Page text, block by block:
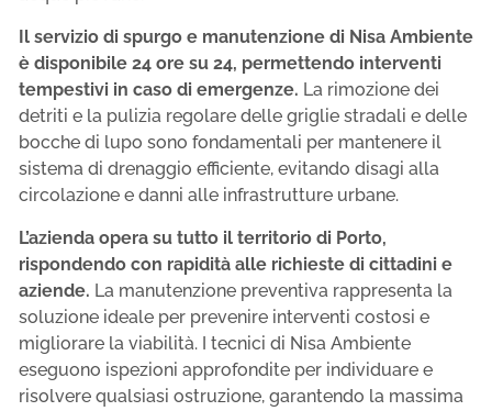
Il servizio di spurgo e manutenzione di Nisa Ambiente
è disponibile 24 ore su 24, permettendo interventi
tempestivi in caso di emergenze. La rimozione dei
detriti e la pulizia regolare delle griglie stradali e delle
bocche di lupo sono fondamentali per mantenere il
sistema di drenaggio efficiente, evitando disagi alla
circolazione e danni alle infrastrutture urbane.
L’azienda opera su tutto il territorio di Porto,
rispondendo con rapidità alle richieste di cittadini e
aziende. La manutenzione preventiva rappresenta la
soluzione ideale per prevenire interventi costosi e
migliorare la viabilità. I tecnici di Nisa Ambiente
eseguono ispezioni approfondite per individuare e
risolvere qualsiasi ostruzione, garantendo la massima